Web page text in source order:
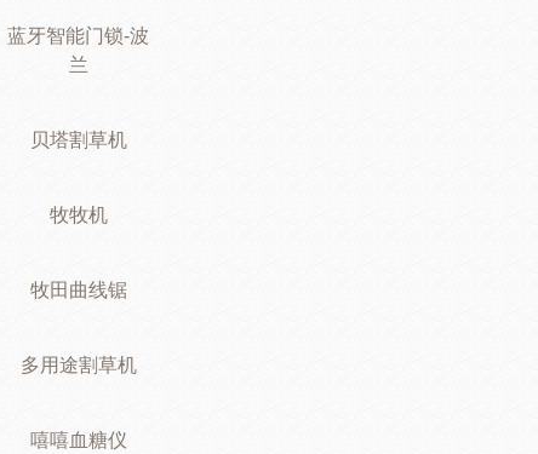
蓝牙智能门锁-波
兰
贝塔割草机
牧牧机
牧田曲线锯
多用途割草机
嘻嘻血糖仪